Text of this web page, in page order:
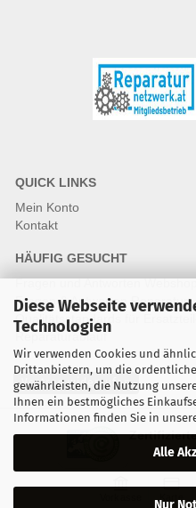
Diese Webseite
Technologien
Wir verwenden Cookies und
Drittanbietern, um die
gewährleisten, die Nutzung
Ihnen ein bestmögliches
Informationen finden Sie in
Alle
Nur
QUICK LINKS
Mein Konto
Kontakt
HÄUFIG GESUCHT
Fragen und Antworten
Fragen & Antworten Reparatur
Qualitätsstandards für Ersatzteile
Reparaturablauf
Vertrag widerrufen